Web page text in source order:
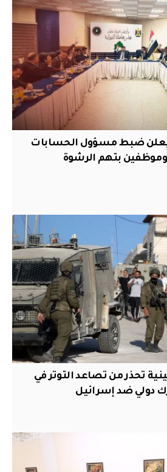
يعلن ضبط مسؤول الحسابات
بتهم الرشوة
تحذر من تصاعد التوتر في
دولي ضد إسرائيل